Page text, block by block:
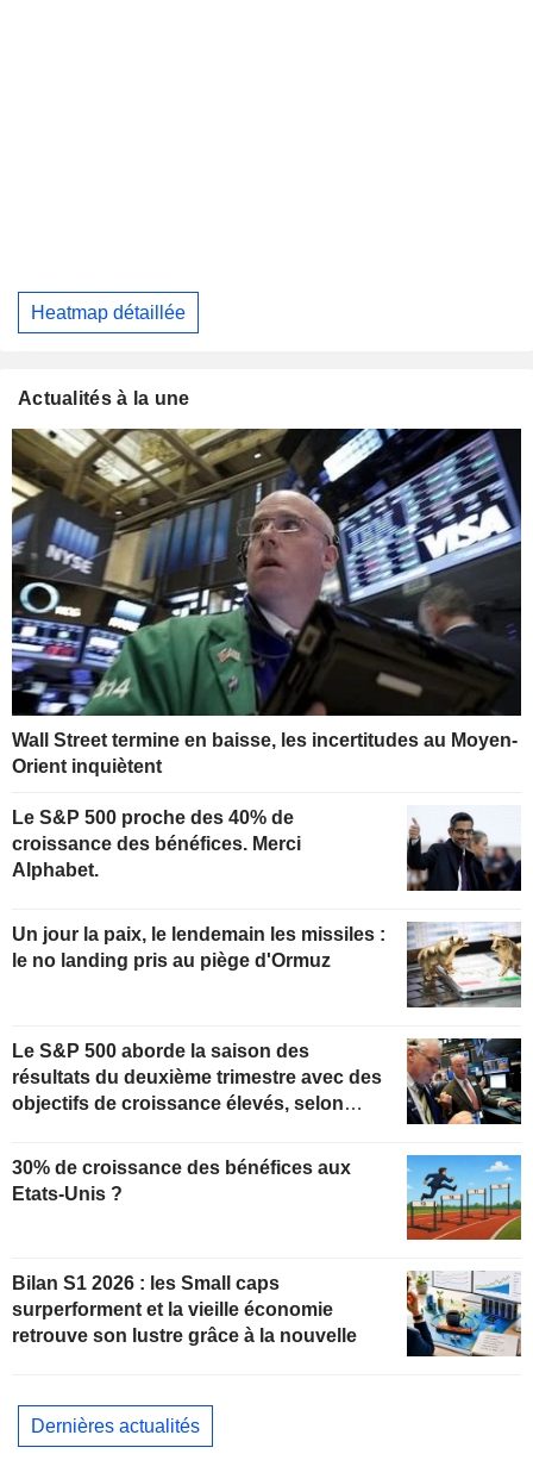
Heatmap détaillée
Actualités à la une
Wall Street termine en baisse, les incertitudes au Moyen-
Orient inquiètent
Le S&P 500 proche des 40% de
croissance des bénéfices. Merci
Alphabet.
Un jour la paix, le lendemain les missiles :
le no landing pris au piège d'Ormuz
Le S&P 500 aborde la saison des
résultats du deuxième trimestre avec des
objectifs de croissance élevés, selon
30% de croissance des bénéfices aux
Etats-Unis ?
Bilan S1 2026 : les Small caps
surperforment et la vieille économie
retrouve son lustre grâce à la nouvelle
Dernières actualités